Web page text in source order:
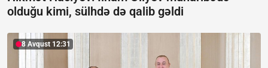
olduğu kimi, sülhdə də qalib gəldi
8 Avqust 12:31